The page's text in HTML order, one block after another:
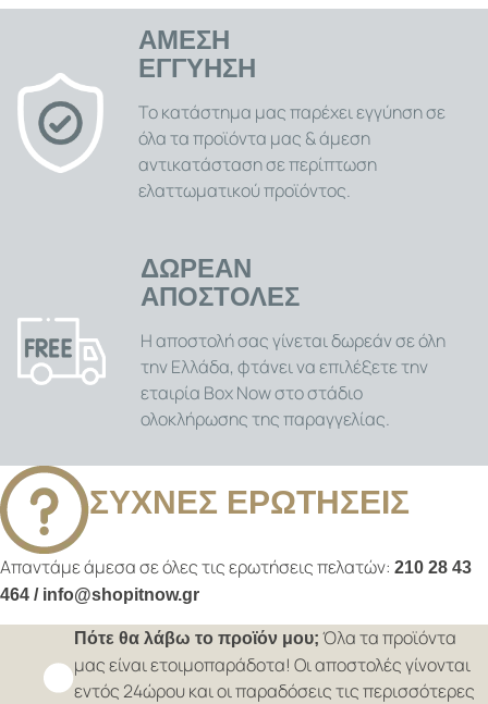
ΑΜΕΣΗ
ΕΓΓΥΗΣΗ
Το κατάστημα μας παρέχει εγγύηση σε
όλα τα προϊόντα μας & άμεση
αντικατάσταση σε περίπτωση
ελαττωματικού προϊόντος.
ΔΩΡΕΑΝ
ΑΠΟΣΤΟΛΕΣ
Η αποστολή σας γίνεται δωρεάν σε όλη
την Ελλάδα, φτάνει να επιλέξετε την
εταιρία Box Now στο στάδιο
ολοκλήρωσης της παραγγελίας.
ΣΥΧΝΕΣ ΕΡΩΤΗΣΕΙΣ
Απαντάμε άμεσα σε όλες τις ερωτήσεις πελατών: 210 28 43
464 / info@shopitnow.gr
Πότε θα λάβω το προϊόν μου; Όλα τα προϊόντα
μας είναι ετοιμοπαράδοτα! Οι αποστολές γίνονται
εντός 24ώρου και οι παραδόσεις τις περισσότερες